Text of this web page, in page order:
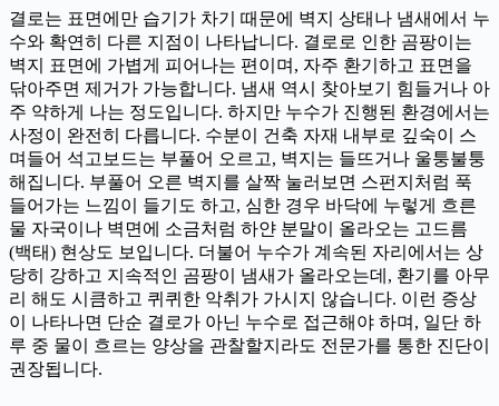
결로는 표면에만 습기가 차기 때문에 벽지 상태나 냄새에서 누
수와 확연히 다른 지점이 나타납니다. 결로로 인한 곰팡이는
벽지 표면에 가볍게 피어나는 편이며, 자주 환기하고 표면을
닦아주면 제거가 가능합니다. 냄새 역시 찾아보기 힘들거나 아
주 약하게 나는 정도입니다. 하지만 누수가 진행된 환경에서는
사정이 완전히 다릅니다. 수분이 건축 자재 내부로 깊숙이 스
며들어 석고보드는 부풀어 오르고, 벽지는 들뜨거나 울퉁불퉁
해집니다. 부풀어 오른 벽지를 살짝 눌러보면 스펀지처럼 푹
들어가는 느낌이 들기도 하고, 심한 경우 바닥에 누렇게 흐른
물 자국이나 벽면에 소금처럼 하얀 분말이 올라오는 고드름
(백태) 현상도 보입니다. 더불어 누수가 계속된 자리에서는 상
당히 강하고 지속적인 곰팡이 냄새가 올라오는데, 환기를 아무
리 해도 시큼하고 퀴퀴한 악취가 가시지 않습니다. 이런 증상
이 나타나면 단순 결로가 아닌 누수로 접근해야 하며, 일단 하
루 중 물이 흐르는 양상을 관찰할지라도 전문가를 통한 진단이
권장됩니다.